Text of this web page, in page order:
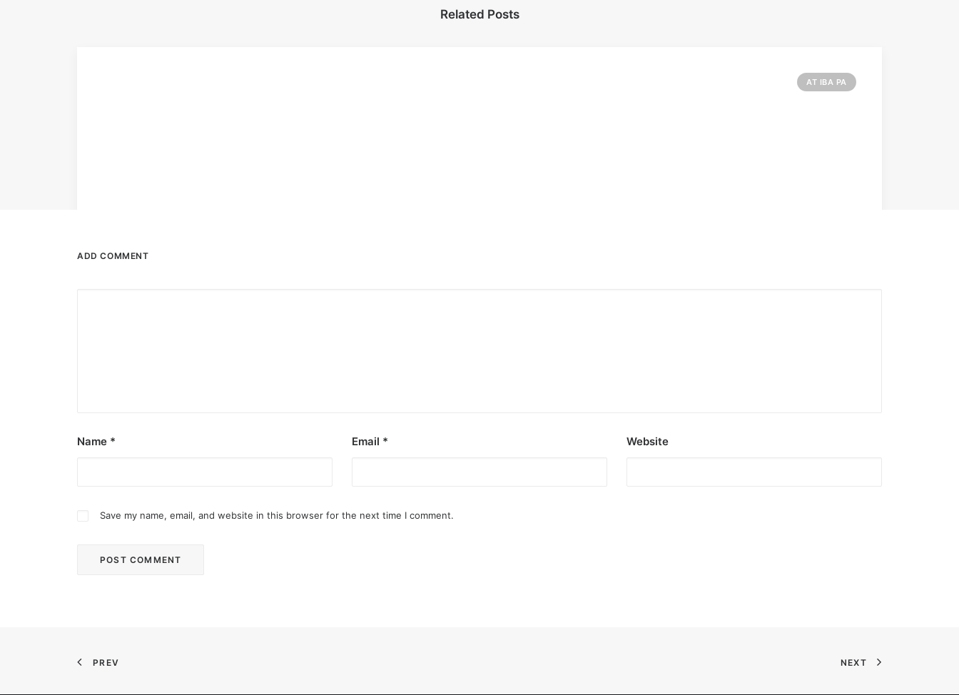
Related Posts
AT IBA PA
Win by upgrading hero’s skills with an ML recharge.
ADD COMMENT
Name * Email * Website
Save my name, email, and website in this browser for the next time I comment.
PREV NEXT